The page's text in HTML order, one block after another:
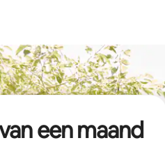
een maand